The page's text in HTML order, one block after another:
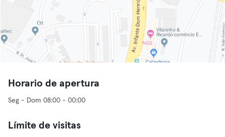
Horario de apertura
Seg - Dom 08:00 - 00:00
Límite de visitas